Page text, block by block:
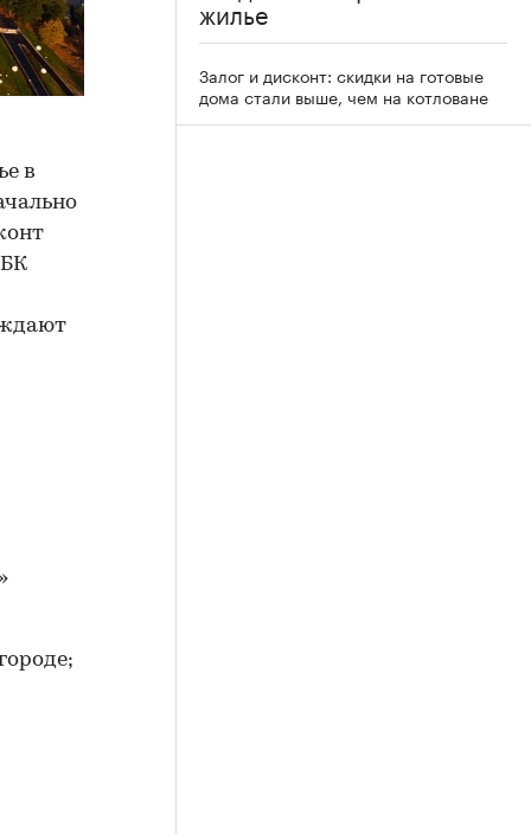
в
жилье
Залог и дисконт: скидки на готовые
дома стали выше, чем на котловане